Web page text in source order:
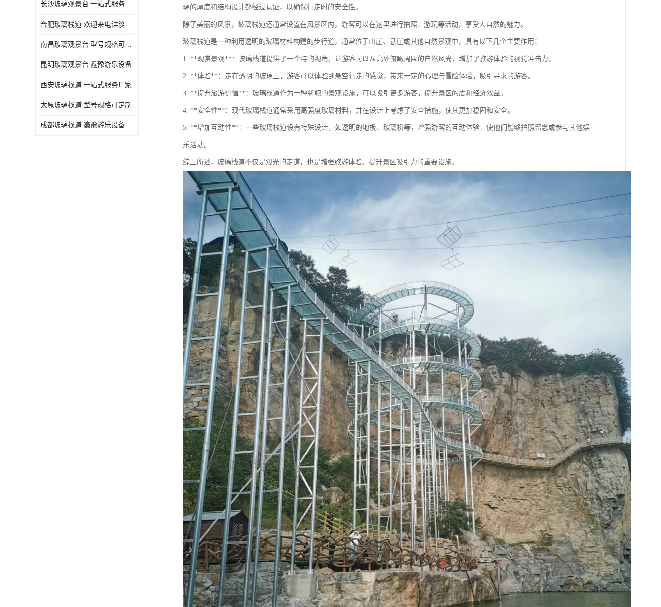
长沙玻璃观景台 一站式服务厂家
合肥玻璃栈道 欢迎来电详谈
南昌玻璃观景台 型号规格可定制
昆明玻璃观景台 鑫豫游乐设备
西安玻璃栈道 一站式服务厂家
太原玻璃栈道 型号规格可定制
成都玻璃栈道 鑫豫游乐设备
璃的厚度和结构设计都经过认证，以确保行走时的安全性。
除了美丽的风景，玻璃栈道还通常设置在风景区内，游客可以在这里进行拍照、游玩等活动，享受大自然的魅力。
玻璃栈道是一种利用透明的玻璃材料构建的步行道，通常位于山崖、悬崖或其他自然景观中，具有以下几个主要作用：
1. **观赏景观**：玻璃栈道提供了一个特的视角，让游客可以从高处俯瞰周围的自然风光，增加了旅游体验的视觉冲击力。
2. **体验**：走在透明的玻璃上，游客可以体验到悬空行走的感觉，带来一定的心理与冒险体验，吸引寻求的游客。
3. **提升旅游价值**：玻璃栈道作为一种新颖的景观设施，可以吸引更多游客，提升景区的度和经济效益。
4. **安全性**：现代玻璃栈道通常采用高强度玻璃材料，并在设计上考虑了安全措施，使其更加稳固和安全。
5. **增加互动性**：一些玻璃栈道设有特殊设计，如透明的地板、玻璃桥等，增强游客的互动体验，使他们能够拍照留念或参与其他娱
乐活动。
综上所述，玻璃栈道不仅是观光的走道，也是增强旅游体验、提升景区吸引力的重要设施。